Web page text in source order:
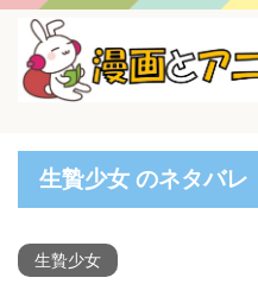
生贄少女 のネタバレ
生贄少女